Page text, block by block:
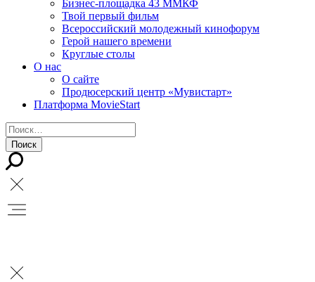
Бизнес-площадка 43 ММКФ
Твой первый фильм
Всероссийский молодежный кинофорум
Герой нашего времени
Круглые столы
О нас
О сайте
Продюсерский центр «Мувистарт»
Платформа MovieStart